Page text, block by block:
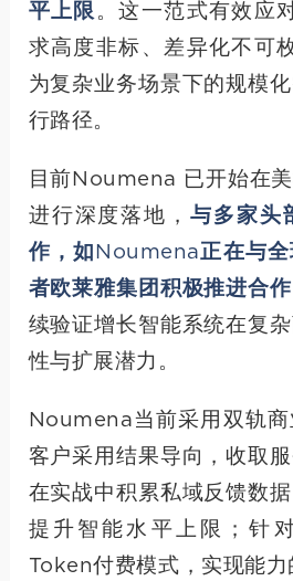
平上限 。这一范式有效应
求高度非标、差异化不可
为复杂业务场景下的规模
行路径。
目前Noumena 已开始在
进行深度落地，与多家头
作，如Noumena正在与全
者欧莱雅集团积极推进合作
续验证增长智能系统在复
性与扩展潜力。
Noumena当前采用双轨
客户采用结果导向，收取
在实战中积累私域反馈数
提升智能水平上限；针
Token付费模式，实现能力